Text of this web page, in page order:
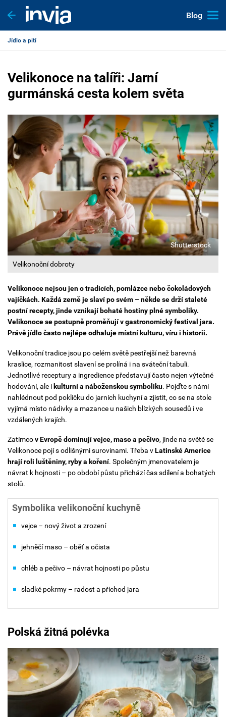
Blog
Jídlo a pití
Velikonoce na talíři: Jarní
gurmánská cesta kolem světa
Velikonoční dobroty
Shutterstock
Velikonoce nejsou jen o tradicích, pomlázce nebo čokoládových
vajíčkách. Každá země je slaví po svém – někde se drží staleté
postní recepty, jinde vznikají bohaté hostiny plné symboliky.
Velikonoce se postupně proměňují v gastronomický festival jara.
Právě jídlo často nejlépe odhaluje místní kulturu, víru i historii.
Velikonoční tradice jsou po celém světě pestřejší než barevná
kraslice, rozmanitost slavení se prolíná i na sváteční tabuli.
Jednotlivé receptury a ingredience představují často nejen výtečné
hodování, ale ikulturní a náboženskou symboliku. Pojďte s námi
nahlédnout pod pokličku do jarních kuchyní a zjistit, co se na stole
vyjímá místo nádivky a mazance u našich blízkých sousedů i ve
vzdálených krajích.
Zatímcov Evropě dominují vejce, maso a pečivo, jinde na světě se
Velikonoce pojí s odlišnými surovinami. Třeba vLatinské Americe
hrají roli luštěniny, ryby a koření. Společným jmenovatelem je
návrat k hojnosti – po období půstu přichází čas sdílení a bohatých
stolů.
Symbolika velikonoční kuchyně
vejce – nový život a zrození
jehněčí maso – oběť a očista
chléb a pečivo – návrat hojnosti po půstu
sladké pokrmy – radost a příchod jara
Polská žitná polévka